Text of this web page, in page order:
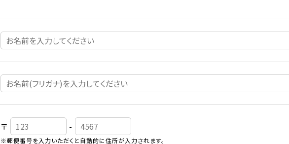
〒 -
※郵便番号を入力いただくと自動的に住所が入力されます。